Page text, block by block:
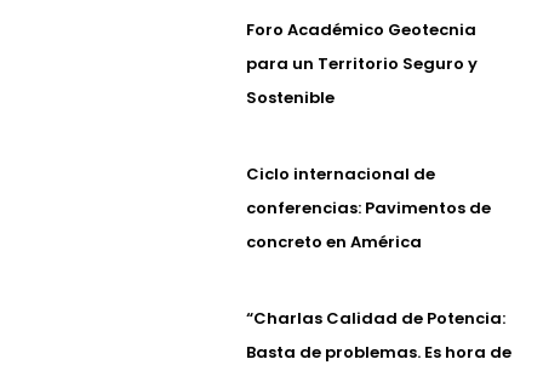
Foro Académico Geotecnia
para un Territorio Seguro y
Sostenible
Ciclo internacional de
conferencias: Pavimentos de
concreto en América
“Charlas Calidad de Potencia:
Basta de problemas. Es hora de